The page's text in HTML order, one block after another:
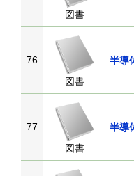
図書
76
図書
半導
77
図書
半導